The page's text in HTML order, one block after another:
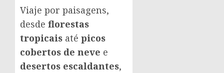
Viaje por paisagens,
desde florestas
tropicais até picos
cobertos de neve e
desertos escaldantes,